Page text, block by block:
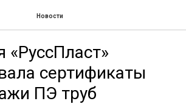
Новости
«РуссПласт»
сертификаты
ПЭ труб